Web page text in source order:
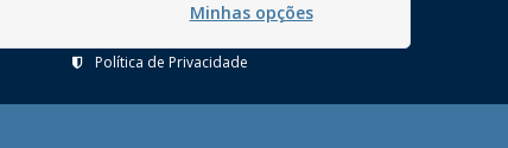
Serviços Internos
Política de Privacidade
Minhas opções